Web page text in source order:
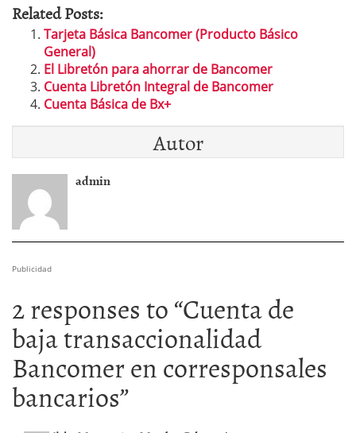
Related Posts:
Tarjeta Básica Bancomer (Producto Básico
General)
El Libretón para ahorrar de Bancomer
Cuenta Libretón Integral de Bancomer
Cuenta Básica de Bx+
Autor
admin
Publicidad
2 responses to “Cuenta de
baja transaccionalidad
Bancomer en corresponsales
bancarios”